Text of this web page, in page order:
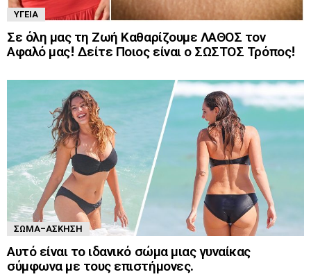
ΥΓΕΊΑ
Σε όλη μας τη Ζωή Καθαρίζουμε ΛΑΘΟΣ τον
Αφαλό μας! Δείτε Ποιος είναι ο ΣΩΣΤΟΣ Τρόπος!
ΣΏΜΑ-ΆΣΚΗΣΗ
Αυτό είναι το ιδανικό σώμα μιας γυναίκας
σύμφωνα με τους επιστήμονες.